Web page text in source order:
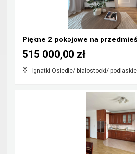
Ignatki-Osiedle/ białostocki/ podlaskie
515 000,00 zł